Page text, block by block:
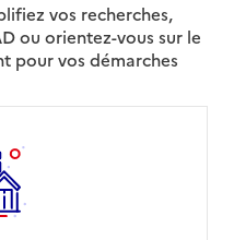
(aide)
vos recherches,
ou orientez-vous sur le
pour vos démarches